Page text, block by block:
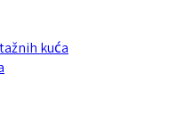
kuća